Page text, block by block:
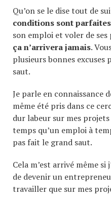
Qu’on se le dise tout de
conditions sont parfaites
son emploi et voler de
ça n’arrivera jamais.
plusieurs bonnes excuses
saut.
Je parle en connaissance
même été pris dans ce
dur labeur sur mes
temps qu’un emploi à
pas fait le grand saut.
Cela m’est arrivé même si
de devenir un
travailler que sur mes